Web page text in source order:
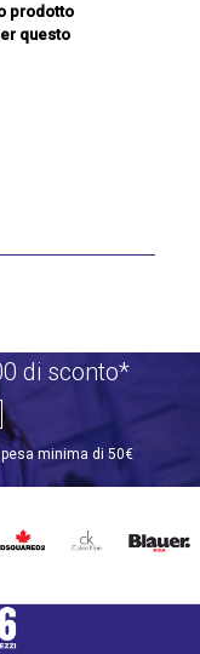
prodotto
questo
di sconto*
minima di 50€
DSQUARED2
CALVIN BLAUER